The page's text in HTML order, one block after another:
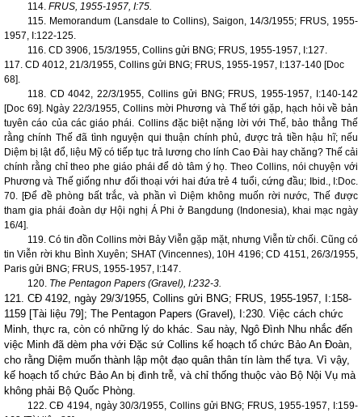
114. FRUS, 1955-1957, I:75.
115. Memorandum (Lansdale to Collins), Saigon, 14/3/1955; FRUS, 1955-
1957, I:122-125.
116. CD 3906, 15/3/1955, Collins gửi BNG; FRUS, 1955-1957, I:127.
117. CD 4012, 21/3/1955, Collins gửi BNG; FRUS, 1955-1957, I:137-140 [Doc
68].
118. CD 4042, 22/3/1955, Collins gửi BNG; FRUS, 1955-1957, I:140-142
[Doc 69]. Ngày 22/3/1955, Collins mời Phương và Thế tới gặp, hạch hỏi về bản
tuyên cáo của các giáo phái. Collins đặc biệt nặng lời với Thế, bảo thẳng Thế
rằng chính Thế đã tình nguyện qui thuận chính phủ, được trả tiền hậu hĩ; nếu
Diệm bị lật đổ, liệu Mỹ có tiếp tục trả lương cho lính Cao Đài hay chăng? Thế cải
chính rằng chỉ theo phe giáo phái để dò tâm ý họ. Theo Collins, nói chuyện với
Phương và Thế giống như đối thoại với hai đứa trẻ 4 tuổi, cứng đầu; Ibid., I:Doc.
70. [Để đề phòng bất trắc, và phần vì Diệm không muốn rời nước, Thế được
tham gia phái đoàn dự Hội nghị Á Phi ở Bangdung ( Indonesia), khai mạc ngày
16/4].
119. Có tin đồn Collins mời Bảy Viễn gặp mặt, nhưng Viễn từ chối. Cũng có
tin Viễn rời khu Bình Xuyên; SHAT (Vincennes), 10H 4196; CD 4151, 26/3/1955,
Paris gửi BNG; FRUS, 1955-1957, I:147.
120. The Pentagon Papers (Gravel), I:232-3.
121. CĐ 4192, ngày 29/3/1955, Collins gửi BNG; FRUS, 1955-1957, I:158-
1159 [Tài liệu 79]; The Pentagon Papers (Gravel), I:230. Việc cách chức
Minh, thực ra, còn có những lý do khác. Sau này, Ngô Đình Nhu nhắc đến
việc Minh đã dèm pha với Đặc sứ Collins kế hoạch tổ chức Bảo An Đoàn,
cho rằng Diệm muốn thành lập một đạo quân thân tín làm thế tựa. Vì vậy,
kế hoạch tổ chức Bảo An bị đình trễ, và chỉ thống thuộc vào Bộ Nội Vụ mà
không phải Bộ Quốc Phòng.
122. CĐ 4194, ngày 30/3/1955, Collins gửi BNG; FRUS, 1955-1957, I:159-